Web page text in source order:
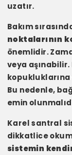
uzatır.
Bakım
noktalarının
önemlidir.
veya
Bu nedenle,
emin
Karel santral
dikkatlice
sistemin